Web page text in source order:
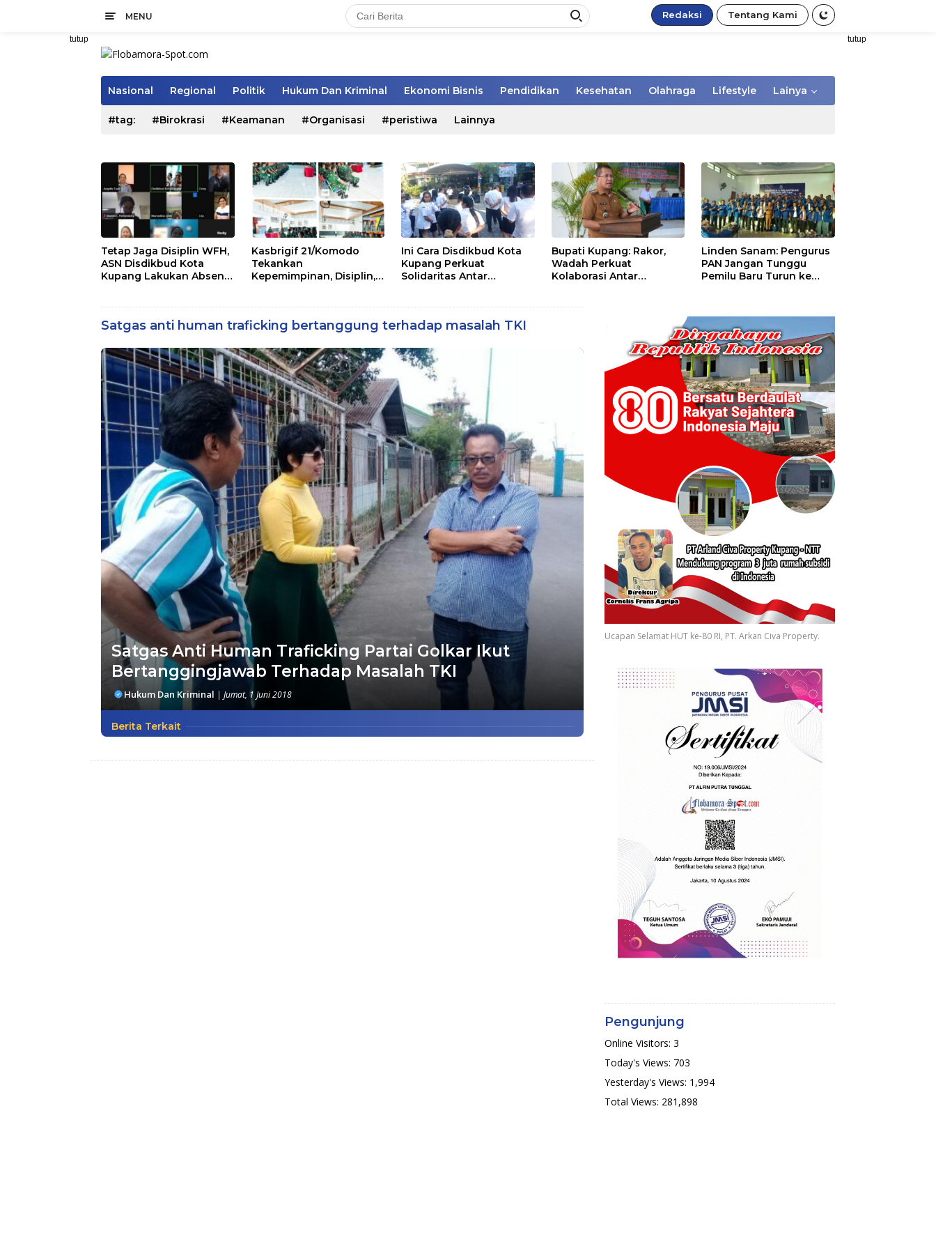
MENU Redaksi Tentang Kami
tutup tutup
Nasional Regional Politik Hukum Dan Kriminal Ekonomi Bisnis Pendidikan Kesehatan Olahraga Lifestyle Lainya
#tag: #Birokrasi #Keamanan #Organisasi #peristiwa Lainnya
Tetap Jaga Disiplin WFH,
ASN Disdikbud Kota
Kupang Lakukan Absen
Kasbrigif 21/Komodo
Tekankan
Kepemimpinan, Disiplin,
Ini Cara Disdikbud Kota
Kupang Perkuat
Solidaritas Antar
Bupati Kupang: Rakor,
Wadah Perkuat
Kolaborasi Antar
Linden Sanam: Pengurus
PAN Jangan Tunggu
Pemilu Baru Turun ke
Satgas anti human traficking bertanggung terhadap masalah TKI
Satgas Anti Human Traficking Partai Golkar Ikut
Bertanggingjawab Terhadap Masalah TKI
Hukum Dan Kriminal | Jumat, 1 Juni 2018
Berita Terkait
Ucapan Selamat HUT ke-80 RI, PT. Arkan Civa Property.
Pengunjung
Online Visitors: 3
Today's Views: 703
Yesterday's Views: 1,994
Total Views: 281,898